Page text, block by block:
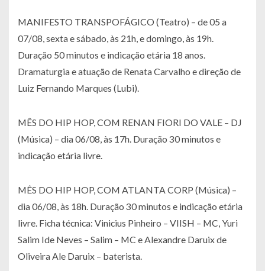
MANIFESTO TRANSPOFÁGICO (Teatro) – de 05 a
07/08, sexta e sábado, às 21h, e domingo, às 19h.
Duração 50 minutos e indicação etária 18 anos.
Dramaturgia e atuação de Renata Carvalho e direção de
Luiz Fernando Marques (Lubi).
MÊS DO HIP HOP, COM RENAN FIORI DO VALE – DJ
(Música) – dia 06/08, às 17h. Duração 30 minutos e
indicação etária livre.
MÊS DO HIP HOP, COM ATLANTA CORP (Música) –
dia 06/08, às 18h. Duração 30 minutos e indicação etária
livre. Ficha técnica: Vinicius Pinheiro – VIISH – MC, Yuri
Salim Ide Neves – Salim – MC e Alexandre Daruix de
Oliveira Ale Daruix – baterista.